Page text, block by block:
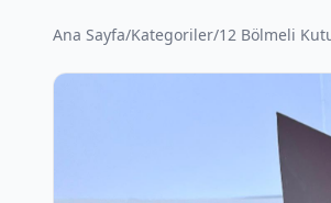
Ana Sayfa/Kategoriler/12 Bölmeli